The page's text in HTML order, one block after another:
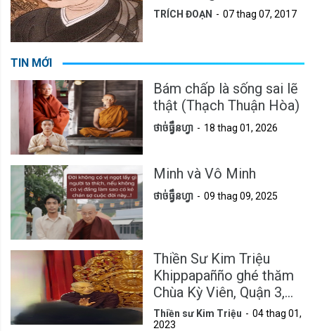
TRÍCH ĐOẠN 07 thag 07, 2017
TIN MỚI
Bám chấp là sống sai lẽ
thật (Thạch Thuận Hòa)
ថាច់ធ្វឹនហ្វា 18 thag 01, 2026
Minh và Vô Minh
ថាច់ធ្វឹនហ្វា 09 thag 09, 2025
Thiền Sư Kim Triệu
Khippapañño ghé thăm
Chùa Kỳ Viên, Quận 3,
Tp.HCM
Thiền sư Kim Triệu
04 thag 01,
2023